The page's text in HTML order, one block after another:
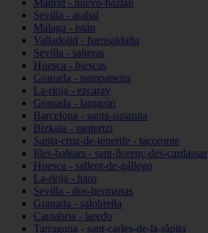
Madrid - nuevo-baztán
Sevilla - arahal
Málaga - istán
Valladolid - fuensaldaña
Sevilla - salteras
Huesca - biescas
Granada - pampaneira
La-rioja - ezcaray
Granada - lanjarón
Barcelona - santa-susanna
Bizkaia - santurtzi
Santa-cruz-de-tenerife - tacoronte
Illes-balears - sant-llorenç-des-cardassar
Huesca - sallent-de-gállego
La-rioja - haro
Sevilla - dos-hermanas
Granada - salobreña
Cantabria - laredo
Tarragona - sant-carles-de-la-ràpita